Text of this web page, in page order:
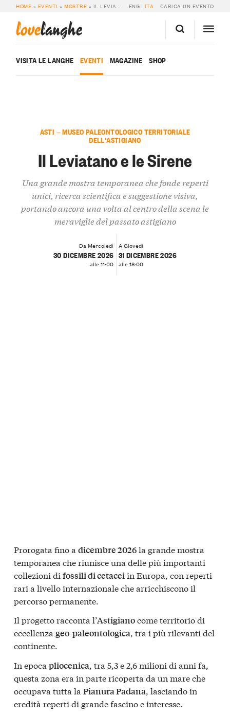
HOME » EVENTI »MOSTRE » IL LEVIATANO E LE SIRENE ENG ITA CARICA UN EVENTO
lovelanghe
VISITA LE LANGHE EVENTI MAGAZINE SHOP
ASTI — MUSEO PALEONTOLOGICO TERRITORIALE
DELL'ASTIGIANO
Il Leviatano e le Sirene
Una grande mostra temporanea che fonde reperti
unici, ricerca scientifica e suggestione visiva,
portando ancora una volta al centro della scena le
meraviglie del passato astigiano
Da Mercoledì
30 DICEMBRE 2026
alle 11:00
A Giovedì
31 DICEMBRE 2026
alle 18:00
Prorogata fino a dicembre 2026la grande mostra
temporanea che riunisce una delle più importanti
collezioni di fossili di cetaceiin Europa, con reperti
rari a livello internazionale che arricchiscono il
percorso permanente.
Il progetto racconta l’Astigianocome territorio di
eccellenza geo-paleontologica, tra i più rilevanti del
continente.
In epoca pliocenica, tra 5,3 e 2,6 milioni di anni fa,
questa zona era in parte ricoperta da un mare che
occupava tutta la Pianura Padana, lasciando in
eredità reperti di grande fascino e interesse.